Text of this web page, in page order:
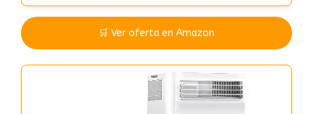
🛒 Ver oferta en Amazon